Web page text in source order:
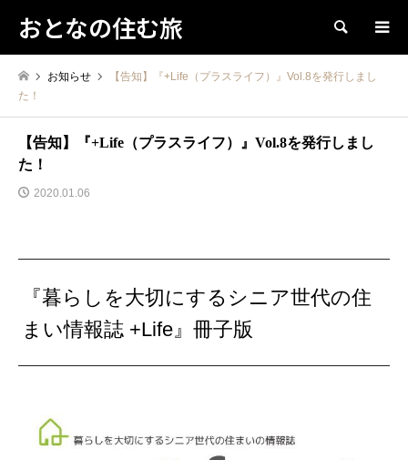
おとなの住む旅 検索
お知らせ
【告知】『+Life（プラスライフ）』Vol.8を発行しまし
た！
【告知】『+Life（プラスライフ）』Vol.8を発行しまし
た！
2020.01.06
『暮らしを大切にするシニア世代の住
まい情報誌 +Life』冊子版